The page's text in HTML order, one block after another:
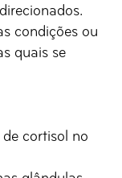
condições ou
quais se
cortisol no